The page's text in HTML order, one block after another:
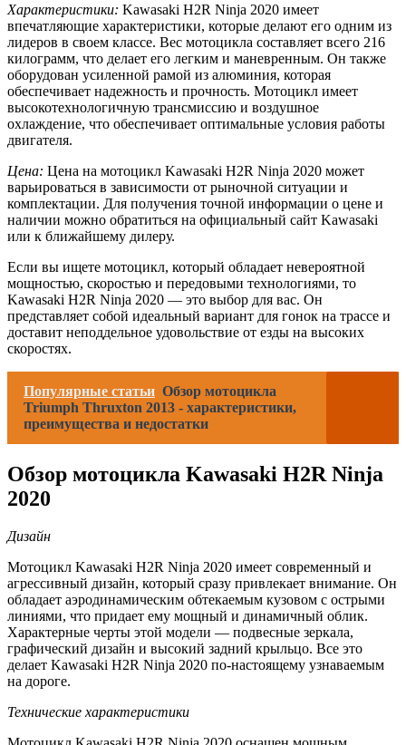
Характеристики: Kawasaki H2R Ninja 2020 имеет
впечатляющие характеристики, которые делают его одним из
лидеров в своем классе. Вес мотоцикла составляет всего 216
килограмм, что делает его легким и маневренным. Он также
оборудован усиленной рамой из алюминия, которая
обеспечивает надежность и прочность. Мотоцикл имеет
высокотехнологичную трансмиссию и воздушное
охлаждение, что обеспечивает оптимальные условия работы
двигателя.
Цена: Цена на мотоцикл Kawasaki H2R Ninja 2020 может
варьироваться в зависимости от рыночной ситуации и
комплектации. Для получения точной информации о цене и
наличии можно обратиться на официальный сайт Kawasaki
или к ближайшему дилеру.
Если вы ищете мотоцикл, который обладает невероятной
мощностью, скоростью и передовыми технологиями, то
Kawasaki H2R Ninja 2020 — это выбор для вас. Он
представляет собой идеальный вариант для гонок на трассе и
доставит неподдельное удовольствие от езды на высоких
скоростях.
Популярные статьи Обзор мотоцикла
Triumph Thruxton 2013 - характеристики,
преимущества и недостатки
Обзор мотоцикла Kawasaki H2R Ninja
2020
Дизайн
Мотоцикл Kawasaki H2R Ninja 2020 имеет современный и
агрессивный дизайн, который сразу привлекает внимание. Он
обладает аэродинамическим обтекаемым кузовом с острыми
линиями, что придает ему мощный и динамичный облик.
Характерные черты этой модели — подвесные зеркала,
графический дизайн и высокий задний крыльцо. Все это
делает Kawasaki H2R Ninja 2020 по-настоящему узнаваемым
на дороге.
Технические характеристики